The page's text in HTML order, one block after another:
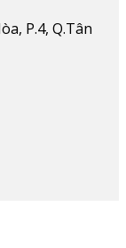
P.4, Q.Tân